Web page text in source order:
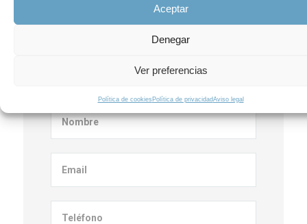
Aceptar
Denegar
Ver preferencias
Política de cookies Política de privacidadAviso legal
Contacta con nosotros